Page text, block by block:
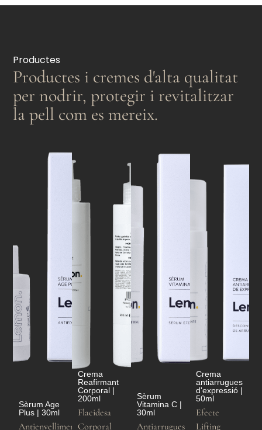
Productes
Productes i cremes d'alta qualitat
per nodrir, protegir i revitalitzar
la pell com es mereix.
Sèrum Age
Plus | 30ml
Antienvelliment
Crema
Reafirmant
Corporal |
200ml
Flacidesa
Corporal
Sèrum
Vitamina C |
30ml
Antiarrugues
Crema
antiarrugues
d'expressió |
50ml
Efecte
Lifting